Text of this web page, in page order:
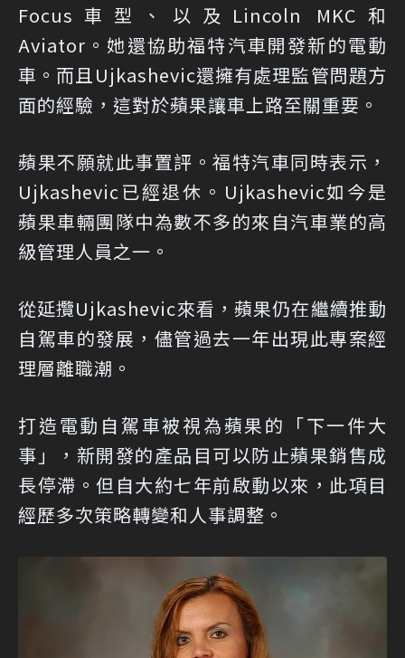
Focus車型、以及Lincoln MKC和
Aviator。她還協助福特汽車開發新的電動
車。而且Ujkashevic還擁有處理監管問題方
面的經驗，這對於蘋果讓車上路至關重要。
蘋果不願就此事置評。福特汽車同時表示，
Ujkashevic已經退休。Ujkashevic如今是
蘋果車輛團隊中為數不多的來自汽車業的高
級管理人員之一。
從延攬Ujkashevic來看，蘋果仍在繼續推動
自駕車的發展，儘管過去一年出現此專案經
理層離職潮。
打造電動自駕車被視為蘋果的「下一件大
事」，新開發的產品目可以防止蘋果銷售成
長停滯。但自大約七年前啟動以來，此項目
經歷多次策略轉變和人事調整。